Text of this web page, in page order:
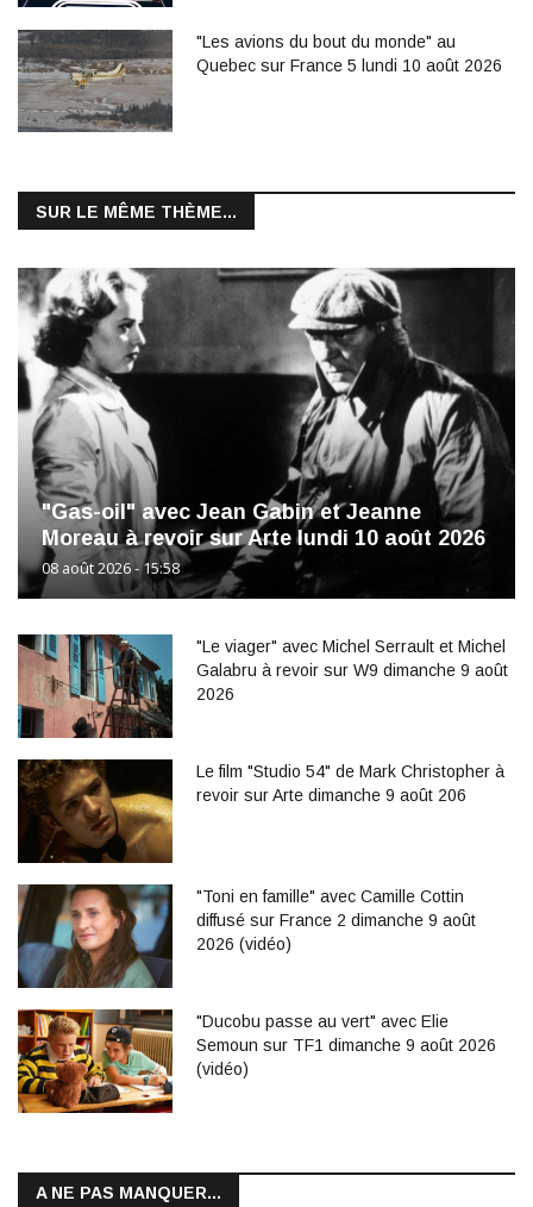
"Les avions du bout du monde" au
Quebec sur France 5 lundi 10 août 2026
SUR LE MÊME THÈME...
"Gas-oil" avec Jean Gabin et Jeanne
Moreau à revoir sur Arte lundi 10 août 2026
08 août 2026 - 15:58
"Le viager" avec Michel Serrault et Michel
Galabru à revoir sur W9 dimanche 9 août
2026
Le film "Studio 54" de Mark Christopher à
revoir sur Arte dimanche 9 août 206
"Toni en famille" avec Camille Cottin
diffusé sur France 2 dimanche 9 août
2026 (vidéo)
"Ducobu passe au vert" avec Elie
Semoun sur TF1 dimanche 9 août 2026
(vidéo)
A NE PAS MANQUER...